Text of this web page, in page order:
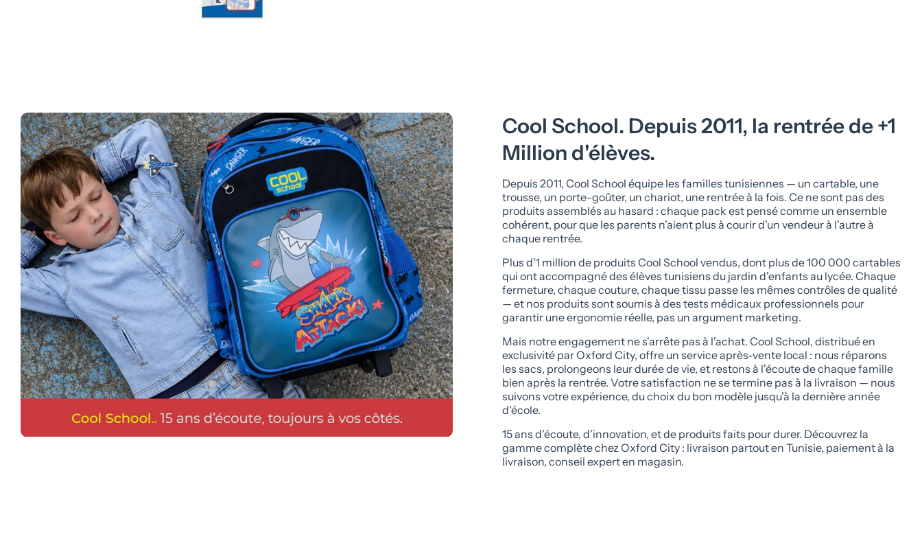
Cool School. Depuis 2011, la rentrée de +1
Million d'élèves.
Depuis 2011, Cool School équipe les familles tunisiennes — un cartable, une
trousse, un porte-goûter, un chariot, une rentrée à la fois. Ce ne sont pas des
produits assemblés au hasard : chaque pack est pensé comme un ensemble
cohérent, pour que les parents n'aient plus à courir d'un vendeur à l'autre à
chaque rentrée.
Plus d'1 million de produits Cool School vendus, dont plus de 100 000 cartables
qui ont accompagné des élèves tunisiens du jardin d'enfants au lycée. Chaque
fermeture, chaque couture, chaque tissu passe les mêmes contrôles de qualité
— et nos produits sont soumis à des tests médicaux professionnels pour
garantir une ergonomie réelle, pas un argument marketing.
Mais notre engagement ne s'arrête pas à l'achat. Cool School, distribué en
exclusivité par Oxford City, offre un service après-vente local : nous réparons
les sacs, prolongeons leur durée de vie, et restons à l'écoute de chaque famille
bien après la rentrée. Votre satisfaction ne se termine pas à la livraison — nous
suivons votre expérience, du choix du bon modèle jusqu'à la dernière année
d'école.
15 ans d'écoute, d'innovation, et de produits faits pour durer. Découvrez la
gamme complète chez Oxford City : livraison partout en Tunisie, paiement à la
livraison, conseil expert en magasin.